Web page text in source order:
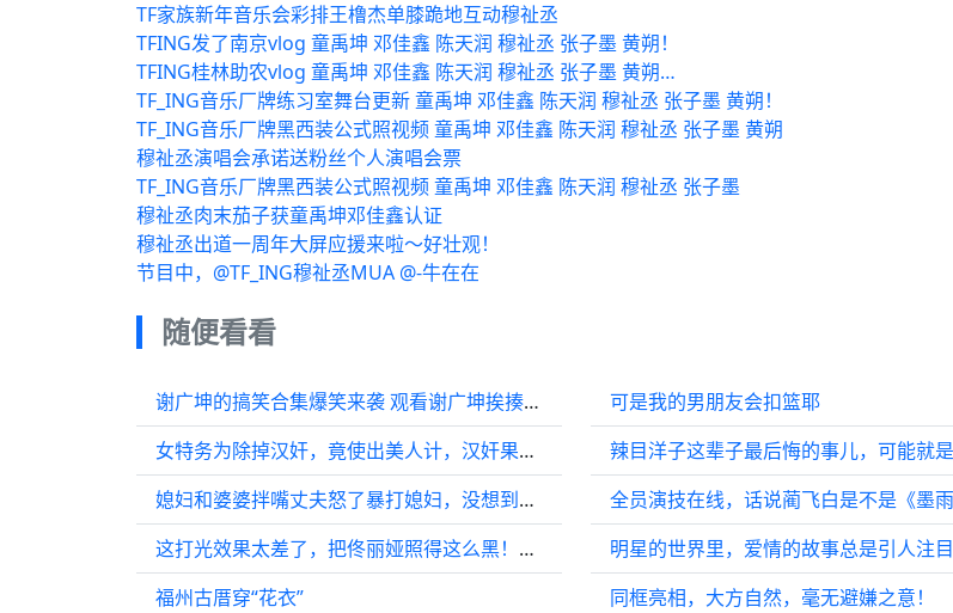
TF家族新年音乐会彩排王橹杰单膝跪地互动穆祉丞
TFING发了南京vlog 童禹坤 邓佳鑫 陈天润 穆祉丞 张子墨 黄朔！
TFING桂林助农vlog 童禹坤 邓佳鑫 陈天润 穆祉丞 张子墨 黄朔…
TF_ING音乐厂牌练习室舞台更新 童禹坤 邓佳鑫 陈天润 穆祉丞 张子墨 黄朔！
TF_ING音乐厂牌黑西装公式照视频 童禹坤 邓佳鑫 陈天润 穆祉丞 张子墨 黄朔
穆祉丞演唱会承诺送粉丝个人演唱会票
TF_ING音乐厂牌黑西装公式照视频 童禹坤 邓佳鑫 陈天润 穆祉丞 张子墨
穆祉丞肉末茄子获童禹坤邓佳鑫认证
穆祉丞出道一周年大屏应援来啦～好壮观！
节目中，@TF_ING穆祉丞MUA @-牛在在
随便看看
谢广坤的搞笑合集爆笑来袭 观看谢广坤挨揍的经典片段
女特务为除掉汉奸，竟使出美人计，汉奸果然上当了
媳妇和婆婆拌嘴丈夫怒了暴打媳妇，没想到媳妇更狠
这打光效果太差了，把佟丽娅照得这么黑！注：根据规则9，去掉了超出的
福州古厝穿“花衣”
可是我的男朋友会扣篮耶
明星的世界里，爱情的故事总是引人注目
同框亮相，大方自然，毫无避嫌之意！